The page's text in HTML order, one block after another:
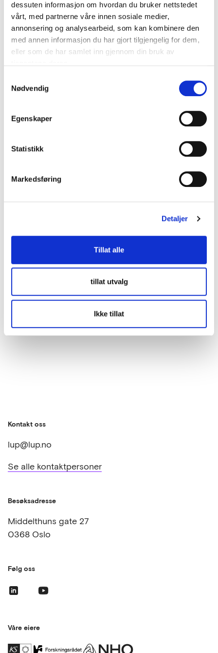
dessuten informasjon om hvordan du bruker nettstedet
vårt, med partnerne våre innen sosiale medier,
annonsering og analysearbeid, som kan kombinere den
med annen informasjon du har gjort tilgjengelig for dem,
eller som de har samlet inn gjennom din bruk av
Nødvendig
Egenskaper
Statistikk
Markedsføring
Detaljer
Tillat alle
tillat utvalg
Ikke tillat
Legg igjen en kommentar
Din e-postadresse vil ikke bli publisert.
Obligatoriske felt
er merket med
Kontakt oss
lup@lup.no
Se alle kontaktpersoner
Besøksadresse
Middelthuns gate 27
0368 Oslo
Følg oss
Våre eiere